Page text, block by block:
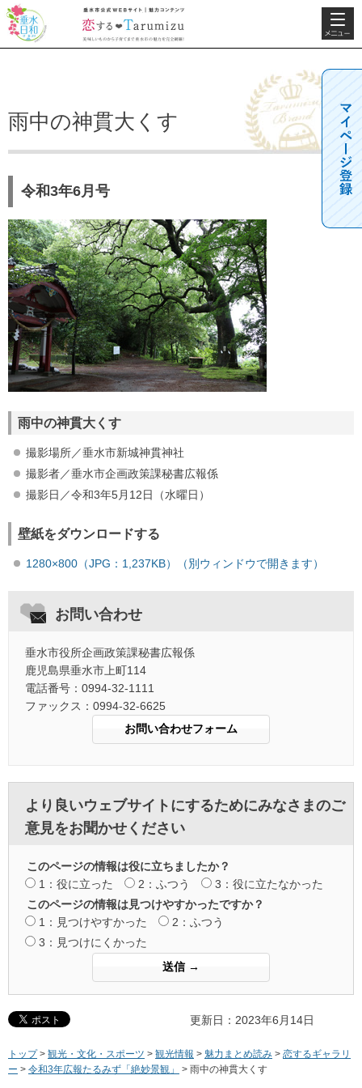
垂水日和
垂水市公式WEBサ
イト 魅力コンテン
ツ 恋するTarumizu
検索・共
通メニュ
ー
雨中の神貫大くす
令和3年6月号
雨中の神貫大くす
撮影場所／垂水市新城神貫神社
撮影者／垂水市企画政策課秘書広報係
撮影日／令和3年5月12日（水曜日）
壁紙をダウンロードする
1280×800（JPG：1,237KB）（別ウィンドウで開きます）
お問い合わせ
垂水市役所企画政策課秘書広報係
鹿児島県垂水市上町114
電話番号：0994-32-1111
ファックス：0994-32-6625
より良いウェブサイトにするためにみなさまのご
意見をお聞かせください
このページの情報は役に立ちましたか？
1：役に立った
2：ふつう
3：役に立たなかった
このページの情報は見つけやすかったですか？
1：見つけやすかった
2：ふつう
3：見つけにくかった
更新日：2023年6月14日
トップ> 観光・文化・スポーツ > 観光情報 > 魅力まとめ読み > 恋するギャラリ
ー > 令和3年広報たるみず「絶妙景観」 > 雨中の神貫大くす